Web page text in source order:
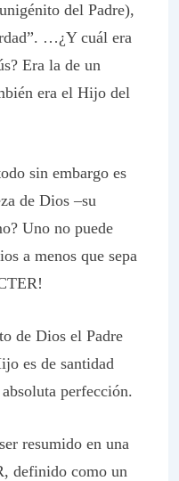
del Padre),
…¿Y cuál era
Era la de un
era el Hijo del
sin embargo es
de Dios –su
Uno no puede
a menos que sepa
de Dios el Padre
es de santidad
perfección.
resumido en una
definido como un